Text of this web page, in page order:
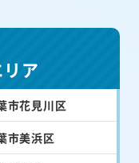
ア
市花見川区
市美浜区